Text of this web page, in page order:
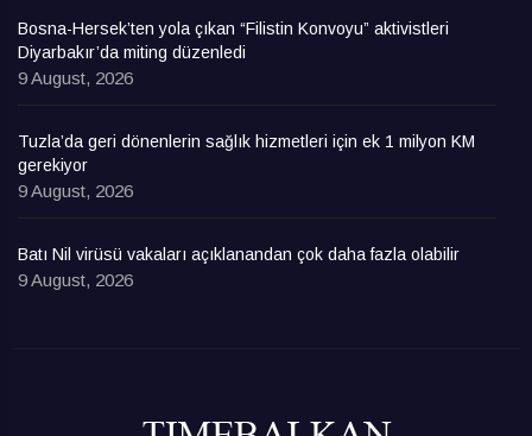
Bosna-Hersek’ten yola çıkan “Filistin Konvoyu” aktivistleri
Diyarbakır’da miting düzenledi
9 August, 2026
Tuzla’da geri dönenlerin sağlık hizmetleri için ek 1 milyon KM
gerekiyor
9 August, 2026
Batı Nil virüsü vakaları açıklanandan çok daha fazla olabilir
9 August, 2026